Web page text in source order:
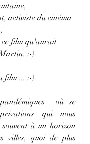
activiste du cinéma
film qu'aurait
:-)
film ... :-)
où se
qui nous
souvent à un horizon
villes, quoi de plus